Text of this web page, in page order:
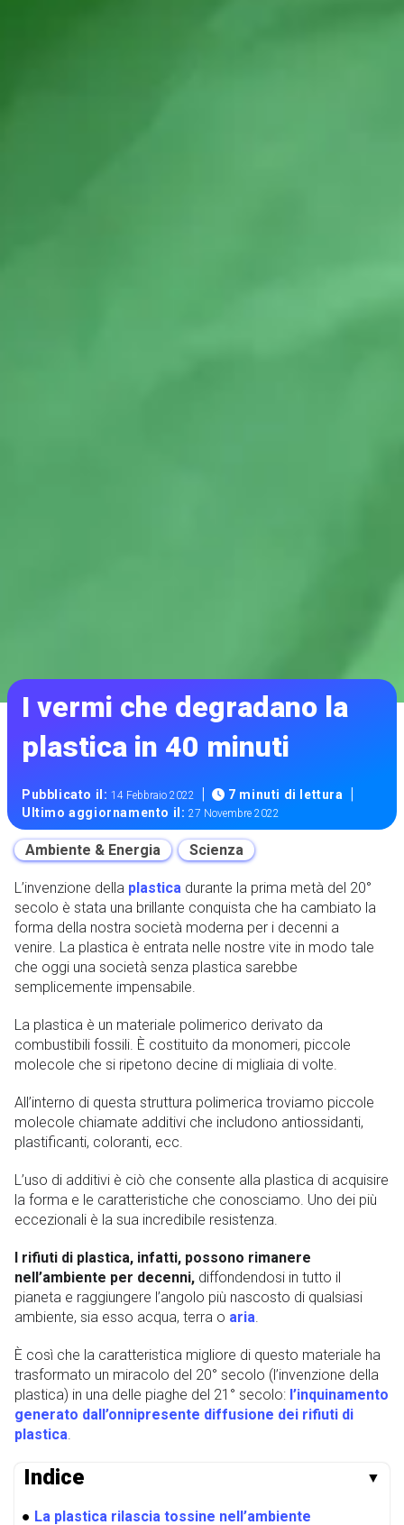
I vermi che degradano la
plastica in 40 minuti
Pubblicato il:14 Febbraio 2022 | 7 minuti di lettura |
Ultimo aggiornamento il:27 Novembre 2022
Ambiente & Energia Scienza
L’invenzione della plastica durante la prima metà del 20°
secolo è stata una brillante conquista che ha cambiato la
forma della nostra società moderna per i decenni a
venire. La plastica è entrata nelle nostre vite in modo tale
che oggi una società senza plastica sarebbe
semplicemente impensabile.
La plastica è un materiale polimerico derivato da
combustibili fossili. È costituito da monomeri, piccole
molecole che si ripetono decine di migliaia di volte.
All’interno di questa struttura polimerica troviamo piccole
molecole chiamate additivi che includono antiossidanti,
plastificanti, coloranti, ecc.
L’uso di additivi è ciò che consente alla plastica di acquisire
la forma e le caratteristiche che conosciamo. Uno dei più
eccezionali è la sua incredibile resistenza.
I rifiuti di plastica, infatti, possono rimanere
nell’ambiente per decenni, diffondendosi in tutto il
pianeta e raggiungere l’angolo più nascosto di qualsiasi
ambiente, sia esso acqua, terra o aria.
È così che la caratteristica migliore di questo materiale ha
trasformato un miracolo del 20° secolo (l’invenzione della
plastica) in una delle piaghe del 21° secolo: l’inquinamento
generato dall’onnipresente diffusione dei rifiuti di
plastica.
Indice ▼
● La plastica rilascia tossine nell’ambiente